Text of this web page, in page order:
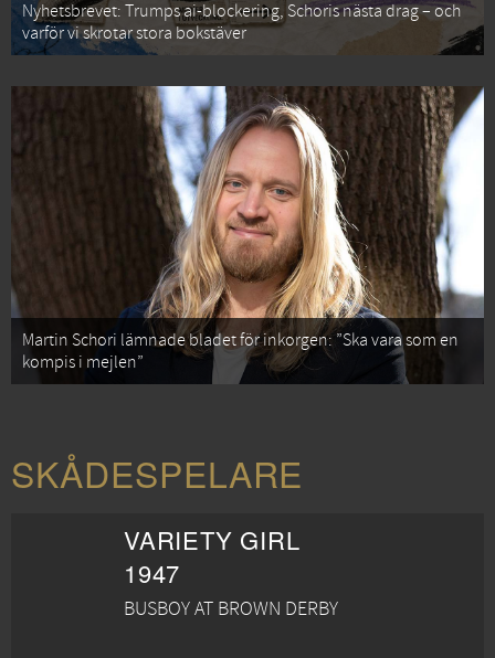
Nyhetsbrevet: Trumps ai-blockering, Schoris nästa drag – och
varför vi skrotar stora bokstäver
Martin Schori lämnade bladet för inkorgen: ”Ska vara som en
kompis i mejlen”
SKÅDESPELARE
VARIETY GIRL
1947
BUSBOY AT BROWN DERBY